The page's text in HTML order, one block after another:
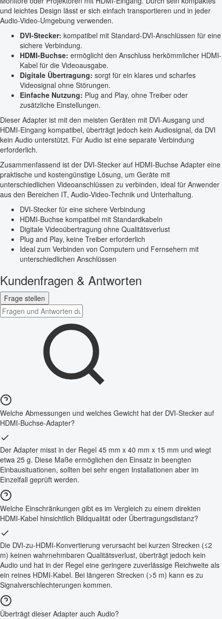
und leichtes Design lässt er sich einfach transportieren und in jeder
Audio-Video-Umgebung verwenden.
DVI-Stecker: kompatibel mit Standard-DVI-Anschlüssen für eine
sichere Verbindung.
HDMI-Buchse: ermöglicht den Anschluss herkömmlicher HDMI-
Kabel für die Videoausgabe.
Digitale Übertragung: sorgt für ein klares und scharfes
Videosignal ohne Störungen.
Einfache Nutzung: Plug and Play, ohne Treiber oder
zusätzliche Einstellungen.
Dieser Adapter ist mit den meisten Geräten mit DVI-Ausgang und
HDMI-Eingang kompatibel, überträgt jedoch kein Audiosignal, da DVI
kein Audio unterstützt. Für Audio ist eine separate Verbindung
erforderlich.
Zusammenfassend ist der DVI-Stecker auf HDMI-Buchse Adapter eine
praktische und kostengünstige Lösung, um Geräte mit
unterschiedlichen Videoanschlüssen zu verbinden, ideal für Anwender
aus den Bereichen IT, Audio-Video-Technik und Unterhaltung.
DVI-Stecker für eine sichere Verbindung
HDMI-Buchse kompatibel mit Standardkabeln
Digitale Videoübertragung ohne Qualitätsverlust
Plug and Play, keine Treiber erforderlich
Ideal zum Verbinden von Computern und Fernsehern mit
unterschiedlichen Anschlüssen
Kundenfragen & Antworten
Frage stellen
Welche Abmessungen und welches Gewicht hat der DVI-Stecker auf
HDMI-Buchse-Adapter?
Der Adapter misst in der Regel 45 mm x 40 mm x 15 mm und wiegt
etwa 25 g. Diese Maße ermöglichen den Einsatz in beengten
Einbausituationen, sollten bei sehr engen Installationen aber im
Einzelfall geprüft werden.
Welche Einschränkungen gibt es im Vergleich zu einem direkten
HDMI-Kabel hinsichtlich Bildqualität oder Übertragungsdistanz?
Die DVI-zu-HDMI-Konvertierung verursacht bei kurzen Strecken (≤2
m) keinen wahrnehmbaren Qualitätsverlust, überträgt jedoch kein
Audio und hat in der Regel eine geringere zuverlässige Reichweite als
ein reines HDMI-Kabel. Bei längeren Strecken (>5 m) kann es zu
Signalverschlechterungen kommen.
Überträgt dieser Adapter auch Audio?